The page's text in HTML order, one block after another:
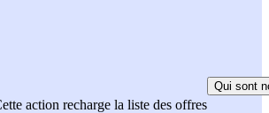
action recharge la liste des offres
Qui sont